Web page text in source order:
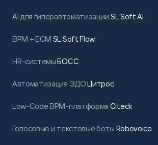
AI для гиперавтоматизации SL Soft AI
BPM + ECM SL Soft Flow
HR-системыБОСС
Автоматизация ЭДОЦитрос
Low-Code BPM-платформа Citeck
Голосовые и текстовые боты Robovoice